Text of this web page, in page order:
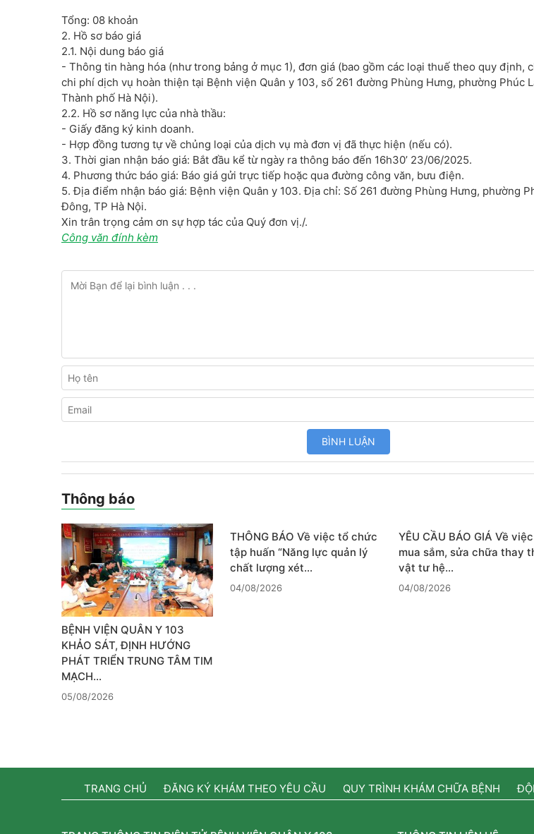
Tổng: 08 khoản
2. Hồ sơ báo giá
2.1. Nội dung báo giá
- Thông tin hàng hóa (như trong bảng ở mục 1), đơn giá (bao gồm các loại thuế theo quy định,
chi phí dịch vụ hoàn thiện tại Bệnh viện Quân y 103, số 261 đường Phùng Hưng, phường Phúc
Thành phố Hà Nội).
2.2. Hồ sơ năng lực của nhà thầu:
- Giấy đăng ký kinh doanh.
- Hợp đồng tương tự về chủng loại của dịch vụ mà đơn vị đã thực hiện (nếu có).
3. Thời gian nhận báo giá: Bắt đầu kể từ ngày ra thông báo đến 16h30’ 23/06/2025.
4. Phương thức báo giá: Báo giá gửi trực tiếp hoặc qua đường công văn, bưu điện.
5. Địa điểm nhận báo giá: Bệnh viện Quân y 103. Địa chỉ: Số 261 đường Phùng Hưng, phường
Đông, TP Hà Nội.
Xin trân trọng cảm ơn sự hợp tác của Quý đơn vị./.
Công văn đính kèm
Thông báo
BỆNH VIỆN QUÂN Y 103
KHẢO SÁT, ĐỊNH HƯỚNG
PHÁT TRIỂN TRUNG TÂM TIM
MẠCH…
05/08/2026
THÔNG BÁO Về việc tổ chức
tập huấn “Năng lực quản lý
chất lượng xét…
04/08/2026
YÊU CẦU BÁO GIÁ Về việc
mua sắm, sửa chữa thay
vật tư hệ…
04/08/2026
TRANG CHỦ ĐĂNG KÝ KHÁM THEO YÊU CẦU QUY TRÌNH KHÁM CHỮA BỆNH